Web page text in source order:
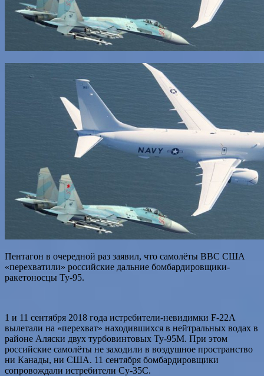
Пентагон в очередной раз заявил, что самолёты ВВС США
«перехватили» российские дальние бомбардировщики-
ракетоносцы Ту-95.
1 и 11 сентября 2018 года истребители-невидимки F-22А
вылетали на «перехват» находившихся в нейтральных водах в
районе Аляски двух турбовинтовых Ту-95М. При этом
российские самолёты не заходили в воздушное пространство
ни Канады, ни США. 11 сентября бомбардировщики
сопровождали истребители Су-35С.